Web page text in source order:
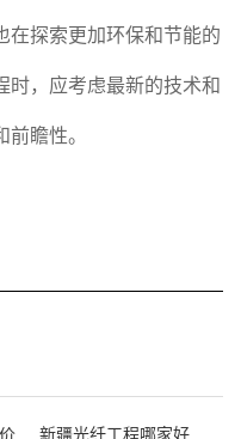
在探索更加环保和节能的
时，应考虑最新的技术和
瞻性。
新疆光纤工程哪家好